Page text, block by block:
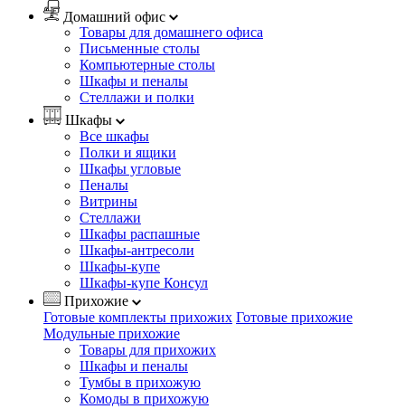
Домашний офис
Товары для домашнего офиса
Письменные столы
Компьютерные столы
Шкафы и пеналы
Стеллажи и полки
Шкафы
Все шкафы
Полки и ящики
Шкафы угловые
Пеналы
Витрины
Стеллажи
Шкафы распашные
Шкафы-антресоли
Шкафы-купе
Шкафы-купе Консул
Прихожие
Готовые комплекты прихожих Готовые прихожие
Модульные прихожие
Товары для прихожих
Шкафы и пеналы
Тумбы в прихожую
Комоды в прихожую